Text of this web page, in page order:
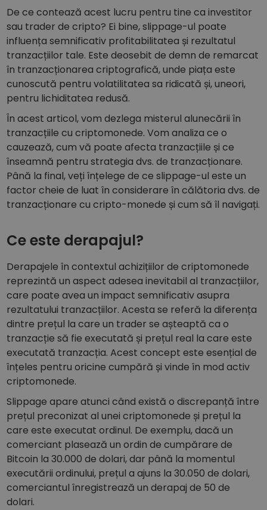
Explorează Active
Explorează investiții posibile
Analiză Portofoliu
Claritate pentru performanță optimă
De ce contează acest lucru pentru tine ca investitor
sau trader de cripto? Ei bine, slippage-ul poate
influența semnificativ profitabilitatea și rezultatul
tranzacțiilor tale. Este deosebit de demn de remarcat
în tranzacționarea criptografică, unde piața este
cunoscută pentru volatilitatea sa ridicată și, uneori,
pentru lichiditatea redusă.
În acest articol, vom dezlega misterul alunecării în
tranzacțiile cu criptomonede. Vom analiza ce o
cauzează, cum vă poate afecta tranzacțiile și ce
înseamnă pentru strategia dvs. de tranzacționare.
Până la final, veți înțelege de ce slippage-ul este un
factor cheie de luat în considerare în călătoria dvs. de
tranzacționare cu cripto-monede și cum să îl navigați.
Ce este derapajul?
Derapajele în contextul achizițiilor de criptomonede
reprezintă un aspect adesea inevitabil al tranzacțiilor,
care poate avea un impact semnificativ asupra
rezultatului tranzacțiilor. Acesta se referă la diferența
dintre prețul la care un trader se așteaptă ca o
tranzacție să fie executată și prețul real la care este
executată tranzacția. Acest concept este esențial de
înțeles pentru oricine cumpără și vinde în mod activ
criptomonede.
Slippage apare atunci când există o discrepanță între
prețul preconizat al unei criptomonede și prețul la
care este executat ordinul. De exemplu, dacă un
comerciant plasează un ordin de cumpărare de
Bitcoin la 30.000 de dolari, dar până la momentul
executării ordinului, prețul a ajuns la 30.050 de dolari,
comerciantul înregistrează un derapaj de 50 de
dolari.